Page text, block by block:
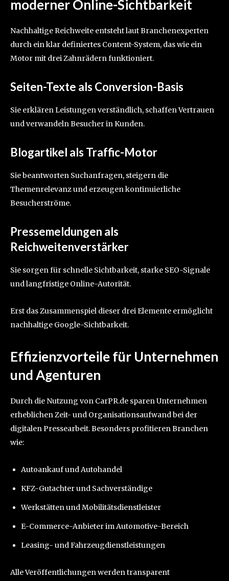
moderner Online-Sichtbarkeit
Nachhaltige Reichweite entsteht laut Branchenexperten
durch ein klar definiertes Content-System, das wie ein
Motor mit drei Zahnrädern funktioniert.
Seiten-Texte als Conversion-Basis
Sie erklären Leistungen verständlich, schaffen Vertrauen
und verwandeln Besucher in Kunden.
Blogartikel als Traffic-Motor
Sie beantworten Suchanfragen, steigern die
Themenrelevanz und erzeugen kontinuierliche
Besucherströme.
Pressemeldungen als
Reichweitenverstärker
Sie sorgen für schnelle Sichtbarkeit, starke SEO-Signale
und langfristige Online-Autorität.
Erst das Zusammenspiel dieser drei Elemente ermöglicht
nachhaltige Google-Sichtbarkeit.
Effizienzvorteile für Unternehmen
und Agenturen
Durch die Nutzung von CarPR.de sparen Unternehmen
erheblichen Zeit- und Organisationsaufwand bei der
digitalen Pressearbeit. Besonders profitieren Branchen
wie:
Autoankauf und Autohandel
KFZ-Gutachter und Sachverständige
Werkstätten und Mobilitätsdienstleister
E-Commerce-Anbieter im Automotive-Bereich
Leasing- und Fahrzeugdienstleistungen
Alle Veröffentlichungen werden transparent